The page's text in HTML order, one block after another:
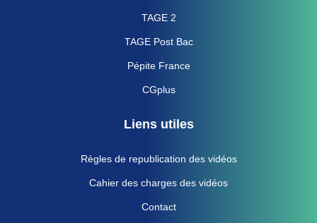
TAGE 2
TAGE Post Bac
Pépite France
CGplus
Liens utiles
Règles de republication des vidéos
Cahier des charges des vidéos
Contact